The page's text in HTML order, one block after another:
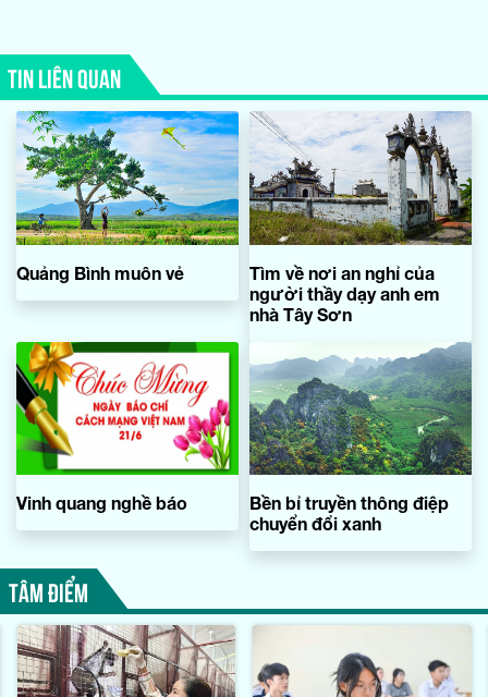
TIN LIÊN QUAN
Quảng Bình muôn vẻ
Tìm về nơi an nghỉ của
người thầy dạy anh em
nhà Tây Sơn
Vinh quang nghề báo
Bền bỉ truyền thông điệp
chuyển đổi xanh
TÂM ĐIỂM